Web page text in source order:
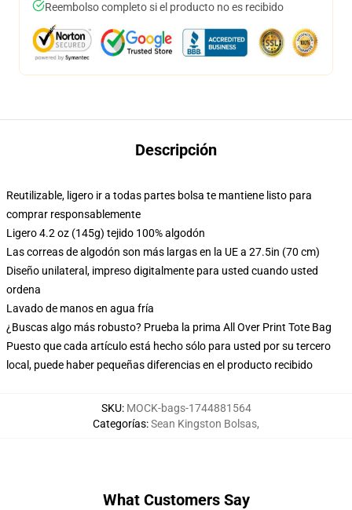
Reembolso completo si el producto no es recibido
Descripción
Reutilizable, ligero ir a todas partes bolsa te mantiene listo para
comprar responsablemente
Ligero 4.2 oz (145g) tejido 100% algodón
Las correas de algodón son más largas en la UE a 27.5in (70 cm)
Diseño unilateral, impreso digitalmente para usted cuando usted
ordena
Lavado de manos en agua fría
¿Buscas algo más robusto? Prueba la prima All Over Print Tote Bag
Puesto que cada artículo está hecho sólo para usted por su tercero
local, puede haber pequeñas diferencias en el producto recibido
SKU: MOCK-bags-1744881564
Categorías:Sean Kingston Bolsas,
What Customers Say